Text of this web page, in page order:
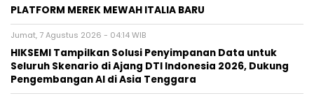
PLATFORM MEREK MEWAH ITALIA BARU
Jumat, 7 Agustus 2026 - 04:14 WIB
HIKSEMI Tampilkan Solusi Penyimpanan Data untuk
Seluruh Skenario di Ajang DTI Indonesia 2026, Dukung
Pengembangan AI di Asia Tenggara